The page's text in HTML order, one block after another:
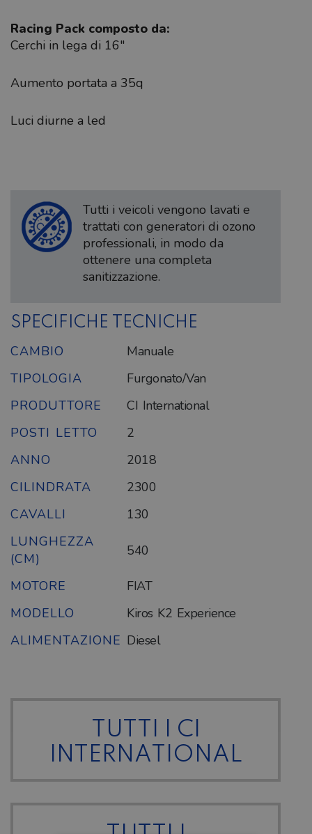
Racing Pack composto da:
Cerchi in lega di 16″
Aumento portata a 35q
Luci diurne a led
Tutti i veicoli vengono lavati e
trattati con generatori di ozono
professionali, in modo da
ottenere una completa
sanitizzazione.
SPECIFICHE TECNICHE
CAMBIO
Manuale
TIPOLOGIA
Furgonato/Van
PRODUTTORE
CI International
POSTI LETTO
2
ANNO
2018
CILINDRATA
2300
CAVALLI
130
LUNGHEZZA
(CM)
540
MOTORE
FIAT
MODELLO
Kiros K2 Experience
ALIMENTAZIONE Diesel
TUTTI I CI
INTERNATIONAL